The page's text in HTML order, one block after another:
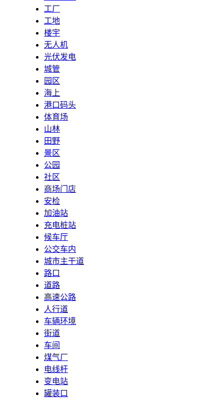
工厂
工地
楼宇
无人机
光伏发电
城管
园区
海上
港口码头
体育场
山林
田野
景区
公园
社区
商场门店
安检
加油站
充电桩站
候车厅
公交车内
城市主干道
路口
道路
高速公路
人行道
车辆环境
街道
车间
煤气厂
电线杆
变电站
罐装口